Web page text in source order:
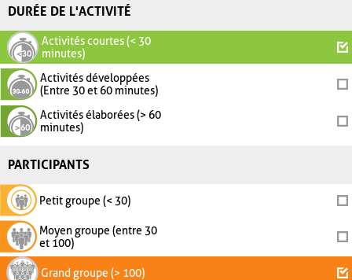
DURÉE DE L'ACTIVITÉ
Activités courtes (< 30
minutes)
Activités développées
(Entre 30 et 60 minutes)
Activités élaborées (> 60
minutes)
PARTICIPANTS
Petit groupe (< 30)
Moyen groupe (entre 30
et 100)
Grand groupe (> 100)